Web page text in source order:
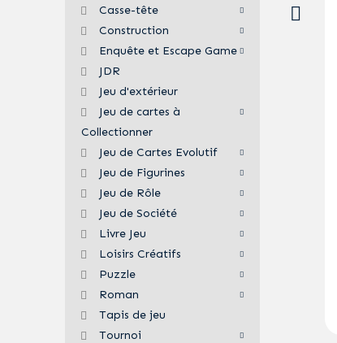
Casse-tête
Construction
Enquête et Escape Game
JDR
Jeu d'extérieur
Jeu de cartes à
Collectionner
Jeu de Cartes Evolutif
Jeu de Figurines
Jeu de Rôle
Jeu de Société
Livre Jeu
Loisirs Créatifs
Puzzle
Roman
Tapis de jeu
Tournoi